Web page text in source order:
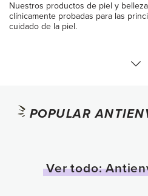
Nuestros productos de piel y
clínicamente probadas para las
cuidado de la piel.
Firmeza y
Piel
POPULAR
Ver todo: